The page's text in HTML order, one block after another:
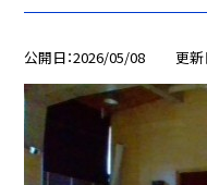
公開日 2026/05/08 更新